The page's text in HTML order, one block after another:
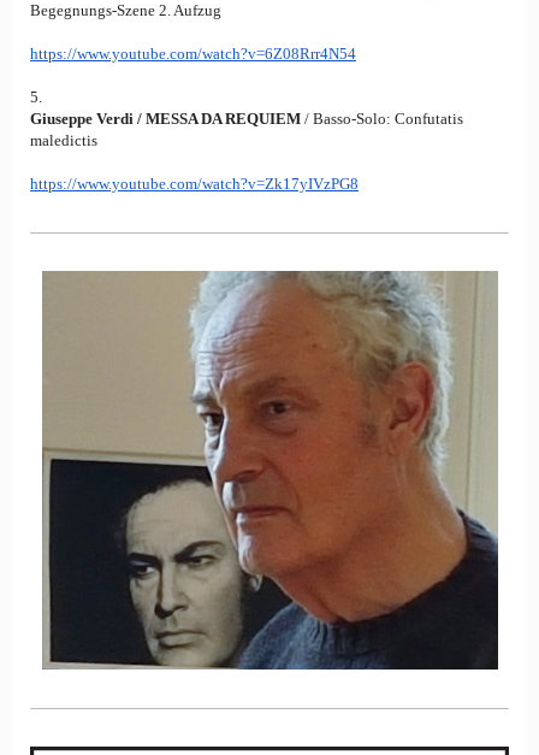
Begegnungs-Szene 2. Aufzug
https://www.youtube.com/watch?v=6Z08Rrr4N54
5.
Giuseppe Verdi / MESSA DA REQUIEM / Basso-Solo: Confutatis
maledictis
https://www.youtube.com/watch?v=Zk17yIVzPG8